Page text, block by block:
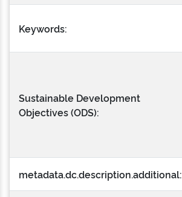
Keywords:
Sustainable Development
Objectives (ODS):
metadata.dc.description.additional: